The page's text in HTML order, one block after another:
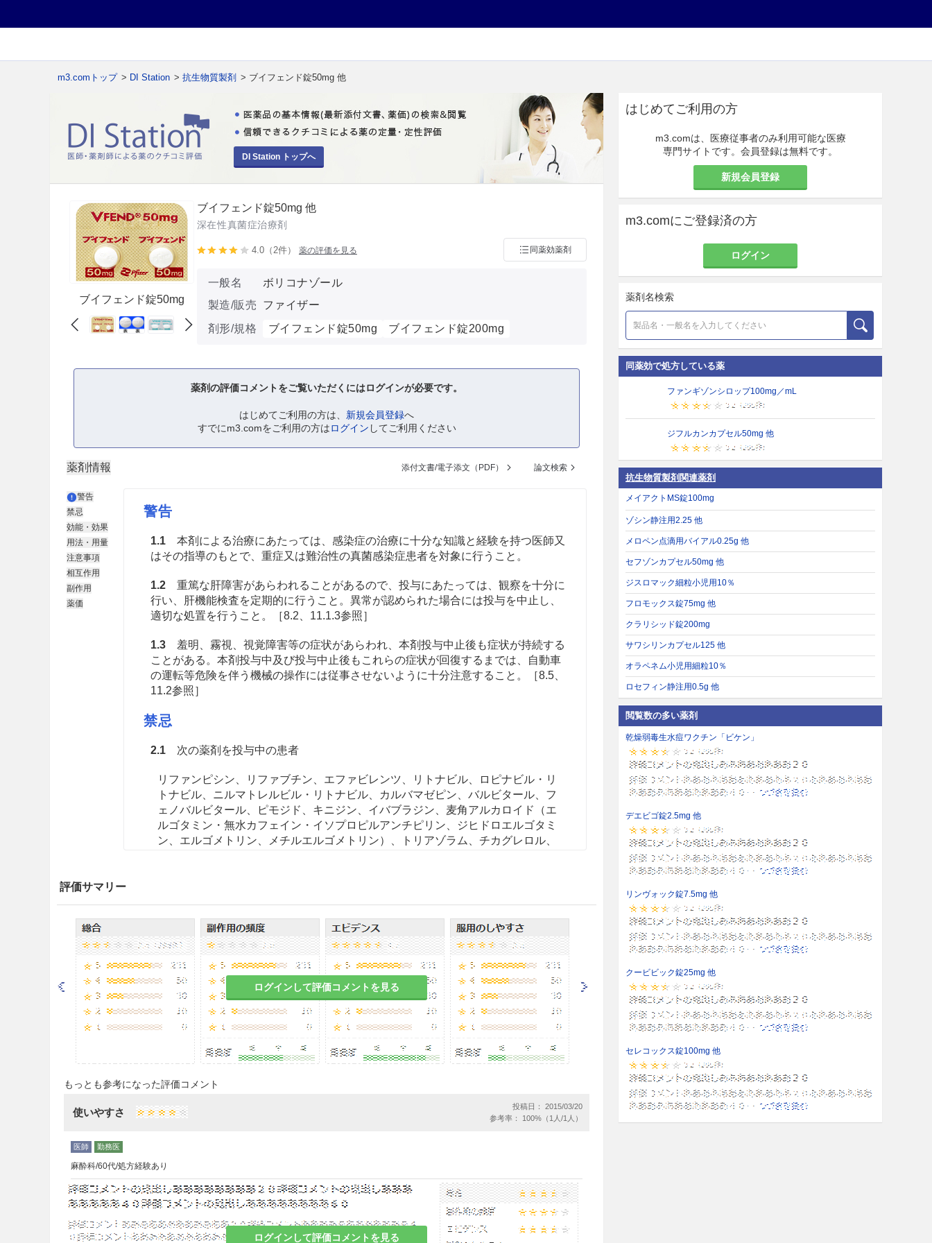
m3.comトップ > DI Station > 抗生物質製剤 > ブイフェンド錠50mg 他
DI Station トップへ
ブイフェンド錠50mg
ブイフェンド錠50mg 他
深在性真菌症治療剤
4.0（2件） 薬の評価を見る 同薬効薬剤
一般名
ボリコナゾール
製造/販売
ファイザー
剤形/規格
ブイフェンド錠50mg ブイフェンド錠200mg
薬剤の評価コメントをご覧いただくにはログインが必要です。
はじめてご利用の方は、 新規会員登録へ
すでにm3.comをご利用の方はログイン してご利用ください
薬剤情報 添付文書/電子添文（PDF） 論文検索
警告
禁忌
効能・効果
用法・用量
注意事項
相互作用
副作用
薬価
警告
1.1本剤による治療にあたっては、感染症の治療に十分な知識と経験を持つ医師又
はその指導のもとで、重症又は難治性の真菌感染症患者を対象に行うこと。
1.2重篤な肝障害があらわれることがあるので、投与にあたっては、観察を十分に
行い、肝機能検査を定期的に行うこと。異常が認められた場合には投与を中止し、
適切な処置を行うこと。［8.2、11.1.3参照］
1.3羞明、霧視、視覚障害等の症状があらわれ、本剤投与中止後も症状が持続する
ことがある。本剤投与中及び投与中止後もこれらの症状が回復するまでは、自動車
の運転等危険を伴う機械の操作には従事させないように十分注意すること。［8.5、
11.2参照］
禁忌
2.1次の薬剤を投与中の患者
リファンピシン、リファブチン、エファビレンツ、リトナビル、ロピナビル・リ
トナビル、ニルマトレルビル・リトナビル、カルバマゼピン、バルビタール、フ
ェノバルビタール、ピモジド、キニジン、イバブラジン、麦角アルカロイド（エ
ルゴタミン・無水カフェイン・イソプロピルアンチピリン、ジヒドロエルゴタミ
ン、エルゴメトリン、メチルエルゴメトリン）、トリアゾラム、チカグレロル、
レノン、エプレレノン、ボクロスポリン、ボルノレキサント、マバカムテン、パ
ロバロテン、ロナファルニブ
［10.1参照］
2.2 本剤の成分に対して過敏症の既往歴のある患者
妊婦又は妊娠している可能性のある患者［9.5参照］
効能・効果
○下記の重症又は難治性真菌感染症
・侵襲性アスペルギルス症、肺アスペルギローマ、慢性壊死性肺アスペルギルス
・カンジダ血症、食道カンジダ症、カンジダ腹膜炎、気管支・肺カンジダ症
・フサリウム症
・スケドスポリウム症
○造血幹細胞移植患者における深在性真菌症の予防
評価サマリー
ログインして評価コメントを見る
もっとも参考になった評価コメント
ログインして評価コメントを見る
使いやすさ
投稿日： 2015/03/20
参考率： 100%（1人/1人）
麻酔科/60代/処方経験あり
はじめてご利用の方
m3.comは、医療従事者のみ利用可能な医療
専門サイトです。会員登録は無料です。
新規会員登録
m3.comにご登録済の方
ログイン
薬剤名検索
同薬効で処方している薬
ファンギゾンシロップ100mg／mL
ジフルカンカプセル50mg 他
抗生物質製剤関連薬剤
メイアクトMS錠100mg
ゾシン静注用2.25 他
メロペン点滴用バイアル0.25g 他
セフゾンカプセル50mg 他
ジスロマック細粒小児用10％
フロモックス錠75mg 他
クラリシッド錠200mg
サワシリンカプセル125 他
オラペネム小児用細粒10％
ロセフィン静注用0.5g 他
閲覧数の多い薬剤
乾燥弱毒生水痘ワクチン「ビケン」
デエビゴ錠2.5mg 他
リンヴォック錠7.5mg 他
クービビック錠25mg 他
セレコックス錠100mg 他